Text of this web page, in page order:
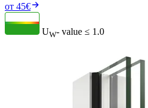
от 45€
UW- value ≤ 1.0